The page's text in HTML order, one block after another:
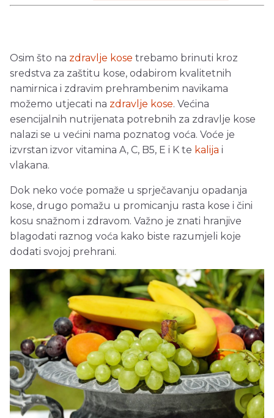
Osim što na zdravlje kose trebamo brinuti kroz
sredstva za zaštitu kose, odabirom kvalitetnih
namirnica i zdravim prehrambenim navikama
možemo utjecati na zdravlje kose. Većina
esencijalnih nutrijenata potrebnih za zdravlje kose
nalazi se u većini nama poznatog voća. Voće je
izvrstan izvor vitamina A, C, B5, E i K te kalija i
vlakana.
Dok neko voće pomaže u sprječavanju opadanja
kose, drugo pomažu u promicanju rasta kose i čini
kosu snažnom i zdravom. Važno je znati hranjive
blagodati raznog voća kako biste razumjeli koje
dodati svojoj prehrani.